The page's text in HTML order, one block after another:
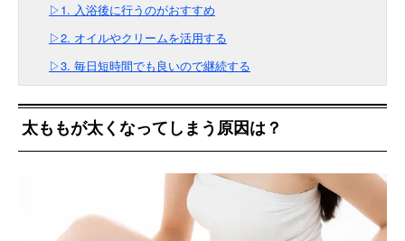
▷1. 入浴後に行うのがおすすめ
▷2. オイルやクリームを活用する
▷3. 毎日短時間でも良いので継続する
太ももが太くなってしまう原因は？